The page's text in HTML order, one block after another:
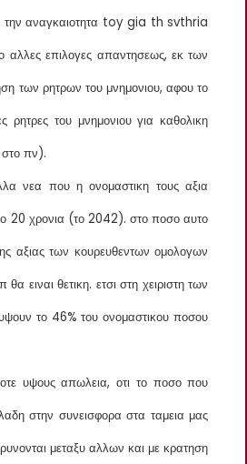
την αναγκαιοτητα toy gia th svthria
επιλογες απαντησεως, εκ των
των ρητρων του μνημονιου, αφου το
του μνημονιου για καθολικη
πν).
νεα που η ονομαστικη τους αξια
20 χρονια (το 2042). στο ποσο αυτο
αξιας των κουρευθεντων ομολογων
ειναι θετικη. ετσι στη χειριστη των
το 46% του ονομαστικου ποσου
υψους απωλεια, οτι το ποσο που
στην συνεισφορα στα ταμεια μας
μεταξυ αλλων και με κρατηση